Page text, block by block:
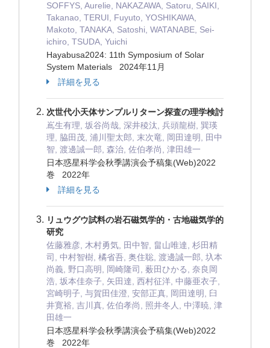
SOFFYS, Aurelie, NAKAZAWA, Satoru, SAIKI,
Takanao, TERUI, Fuyuto, YOSHIKAWA,
Makoto, TANAKA, Satoshi, WATANABE, Sei-
ichiro, TSUDA, Yuichi
Hayabusa2024: 11th Symposium of Solar
System Materials 2024年11月
詳細を見る
次世代小天体サンプルリターン探査の理学検討
嶌生有理, 坂谷尚哉, 深井稜汰, 兵頭龍樹, 巽瑛
理, 脇田茂, 浦川聖太郎, 末次竜, 岡田達明, 田中
智, 渡邊誠一郎, 森治, 佐伯孝尚, 津田雄一
日本惑星科学会秋季講演会予稿集(Web)2022
巻 2022年
詳細を見る
リュウグウ試料の岩石磁気学的・古地磁気学的
研究
佐藤雅彦, 木村勇気, 田中智, 畠山唯達, 杉田精
司, 中村智樹, 橘省吾, 奥住聡, 渡邊誠一郎, 圦本
尚義, 野口高明, 岡崎隆司, 薮田ひかる, 奈良岡
浩, 坂本佳奈子, 矢田達, 西村征洋, 中藤亜衣子,
宮崎明子, 与賀田佳澄, 安部正真, 岡田達明, 臼
井寛裕, 吉川真, 佐伯孝尚, 照井冬人, 中澤暁, 津
田雄一
日本惑星科学会秋季講演会予稿集(Web)2022
巻 2022年